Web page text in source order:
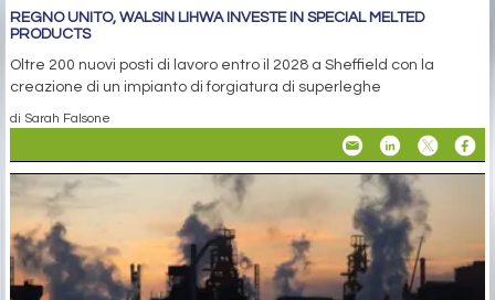
REGNO UNITO, WALSIN LIHWA INVESTE IN SPECIAL MELTED
PRODUCTS
Oltre 200 nuovi posti di lavoro entro il 2028 a Sheffield con la
creazione di un impianto di forgiatura di superleghe
di Sarah Falsone